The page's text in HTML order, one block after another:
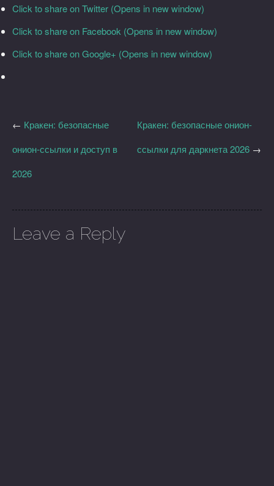
Click to share on Twitter (Opens in new window)
Click to share on Facebook (Opens in new window)
Click to share on Google+ (Opens in new window)
Кракен: безопасные онион-
ссылки для даркнета 2026 →
← Кракен: безопасные
онион-ссылки и доступ в
2026
Leave a Reply